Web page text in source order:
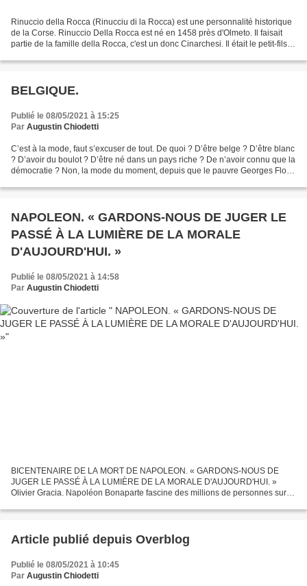
Rinuccio della Rocca (Rinucciu di la Rocca) est une personnalité historique
de la Corse. Rinuccio Della Rocca est né en 1458 près d'Olmeto. Il faisait
partie de la famille della Rocca, c'est un donc Cinarchesi. Il était le petit-fils
BELGIQUE.
Publié le 08/05/2021 à 15:25
Par Augustin Chiodetti
C’est à la mode, faut s’excuser de tout. De quoi ? D’être belge ? D’être blanc
? D’avoir du boulot ? D’être né dans un pays riche ? De n’avoir connu que la
démocratie ? Non, la mode du moment, depuis que le pauvre Georges Floyd
NAPOLEON. « GARDONS-NOUS DE JUGER LE
PASSÉ À LA LUMIÈRE DE LA MORALE
D'AUJOURD'HUI. »
Publié le 08/05/2021 à 14:58
Par Augustin Chiodetti
BICENTENAIRE DE LA MORT DE NAPOLEON. « GARDONS-NOUS DE
JUGER LE PASSÉ À LA LUMIÈRE DE LA MORALE D'AUJOURD'HUI. »
Olivier Gracia. Napoléon Bonaparte fascine des millions de personnes sur le
Article publié depuis Overblog
Publié le 08/05/2021 à 10:45
Par Augustin Chiodetti